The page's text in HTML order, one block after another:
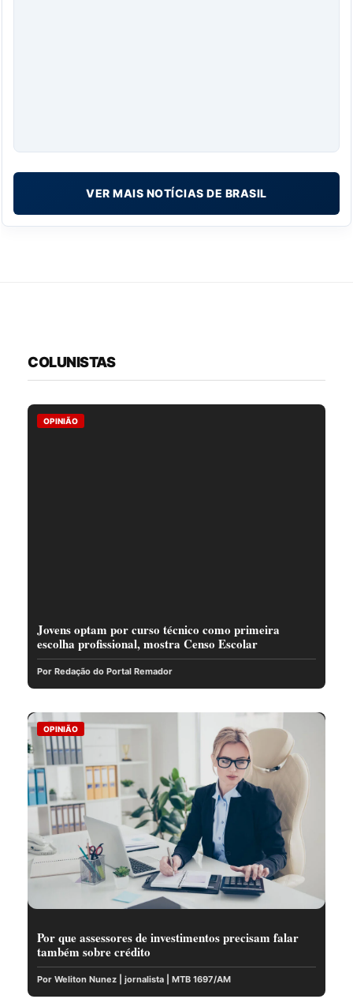
VER MAIS NOTÍCIAS DE BRASIL
COLUNISTAS
OPINIÃO
Jovens optam por curso técnico como primeira
escolha profissional, mostra Censo Escolar
Por Redação do Portal Remador
OPINIÃO
Por que assessores de investimentos precisam falar
também sobre crédito
Por Weliton Nunez | jornalista | MTB 1697/AM